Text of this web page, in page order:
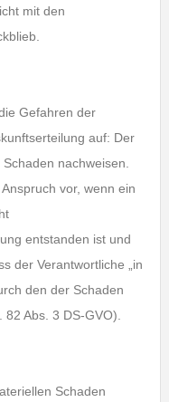
mit den
Gefahren der
auf: Der
nachweisen.
vor, wenn ein
entstanden ist und
der Verantwortliche „in
den der Schaden
Abs. 3 DS-GVO).
Schaden